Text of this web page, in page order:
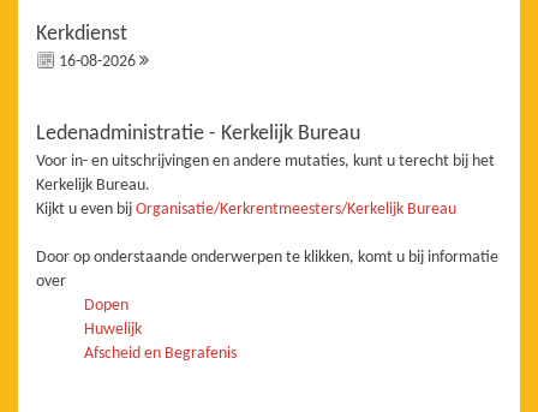
Kerkdienst
16-08-2026
Ledenadministratie - Kerkelijk Bureau
Voor in- en uitschrijvingen en andere mutaties, kunt u terecht bij het
Kerkelijk Bureau.
Kijkt u even bij Organisatie/Kerkrentmeesters/Kerkelijk Bureau
Door op onderstaande onderwerpen te klikken, komt u bij informatie
over
Dopen
Huwelijk
Afscheid en Begrafenis